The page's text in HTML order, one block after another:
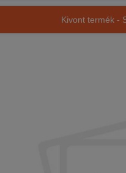
Kivont termék -